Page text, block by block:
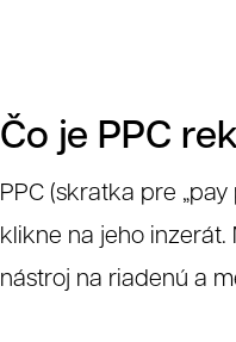
Čo je PPC
PPC (skratka pre
klikne na jeho
nástroj na riadenú a